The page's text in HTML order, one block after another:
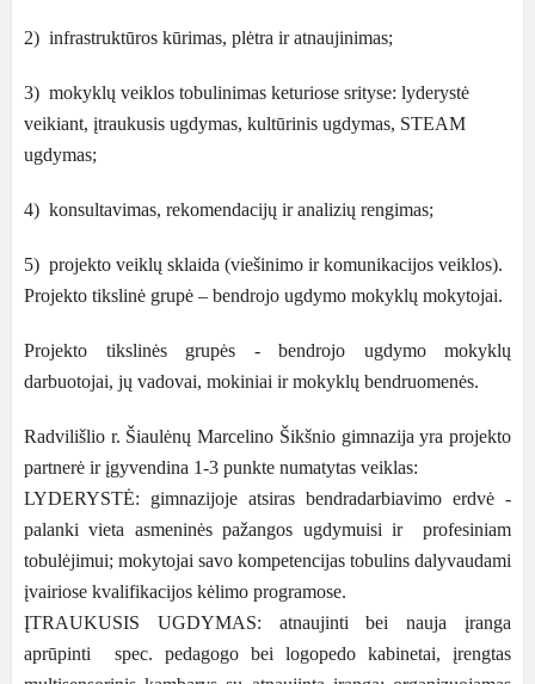
2) infrastruktūros kūrimas, plėtra ir atnaujinimas;
3) mokyklų veiklos tobulinimas keturiose srityse: lyderystė
veikiant, įtraukusis ugdymas, kultūrinis ugdymas, STEAM
ugdymas;
4) konsultavimas, rekomendacijų ir analizių rengimas;
5) projekto veiklų sklaida (viešinimo ir komunikacijos veiklos).
Projekto tikslinė grupė – bendrojo ugdymo mokyklų mokytojai.
Projekto tikslinės grupės - bendrojo ugdymo mokyklų
darbuotojai, jų vadovai, mokiniai ir mokyklų bendruomenės.
Radvilišlio r. Šiaulėnų Marcelino Šikšnio gimnazija yra projekto
partnerė ir įgyvendina 1-3 punkte numatytas veiklas:
LYDERYSTĖ: gimnazijoje atsiras bendradarbiavimo erdvė -
palanki vieta asmeninės pažangos ugdymuisi ir profesiniam
tobulėjimui; mokytojai savo kompetencijas tobulins dalyvaudami
įvairiose kvalifikacijos kėlimo programose.
ĮTRAUKUSIS UGDYMAS: atnaujinti bei nauja įranga
aprūpinti spec. pedagogo bei logopedo kabinetai, įrengtas